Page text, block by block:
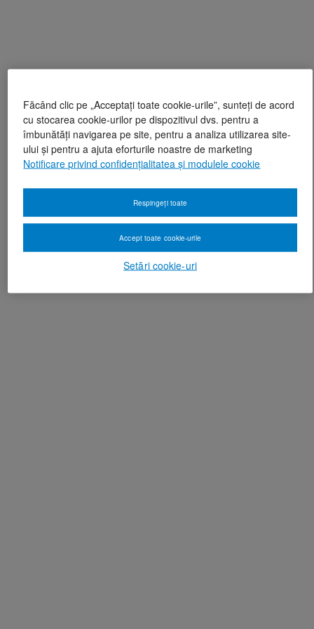
Făcând clic pe „Acceptați toate cookie-urile”, sunteți de acord
cu stocarea cookie-urilor pe dispozitivul dvs. pentru a
îmbunătăți navigarea pe site, pentru a analiza utilizarea site-
ului și pentru a ajuta eforturile noastre de marketing
Notificare privind confidențialitatea și modulele cookie
Setări cookie-uri
Respingeți toate
Accept toate cookie-urile